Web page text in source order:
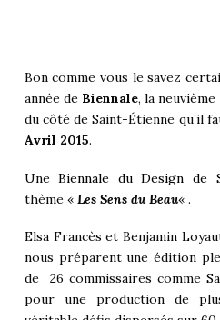
Bon comme vous le savez
année de Biennale, la
du côté de Saint-Étienne qu’il
Avril 2015.
UneBiennale du Design de
thème « Les Sens du Beau« .
Elsa Francès et Benjamin
nous préparent une édition
de 26 commissaires comme
pour une production de